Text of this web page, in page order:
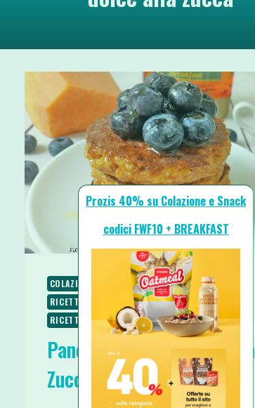
COLAZIONE RICETTE
RICETTE BASE
RICETTE DOLCI
RICETTE PROTEICHE
RICETTE VEGETARIANE
SPUNTINI E SNACKS
Pancake 4 Ingredienti alla
Zucca Fit e Light
Prozis 40% su Colazione e Snack
codici FWF10 + BREAKFAST